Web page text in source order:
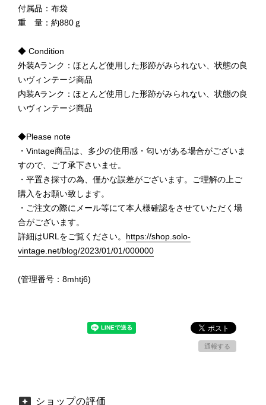
付属品：布袋
重 量：約880ｇ
◆ Condition
外装Aランク：ほとんど使用した形跡がみられない、状態の良
いヴィンテージ商品
内装Aランク：ほとんど使用した形跡がみられない、状態の良
いヴィンテージ商品
◆Please note
・Vintage商品は、多少の使用感・匂いがある場合がございま
すので、ご了承下さいませ。
・平置き採寸の為、僅かな誤差がございます。ご理解の上ご
購入をお願い致します。
・ご注文の際にメール等にて本人様確認をさせていただく場
合がございます。
詳細はURLをご覧ください。 https://shop.solo-
vintage.net/blog/2023/01/01/000000
(管理番号：8mhtj6)
通報する
ショップの評価